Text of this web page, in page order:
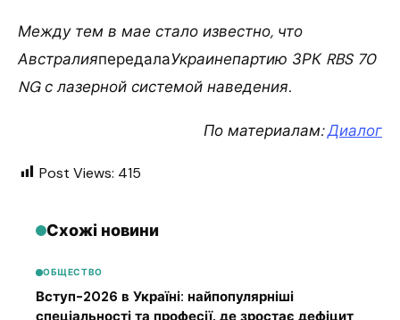
Между тем в мае стало известно, что
АвстралияпередалаУкраинепартию ЗРК RBS 70
NG с лазерной системой наведения.
По материалам:Диалог
Post Views: 415
Схожі новини
ОБЩЕСТВО
Вступ-2026 в Україні: найпопулярніші
спеціальності та професії, де зростає дефіцит